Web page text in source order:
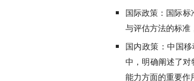
国际政策： 国际标
与评估方法的标准
国内政策：中国
中，明确阐述了
能力方面的重要作